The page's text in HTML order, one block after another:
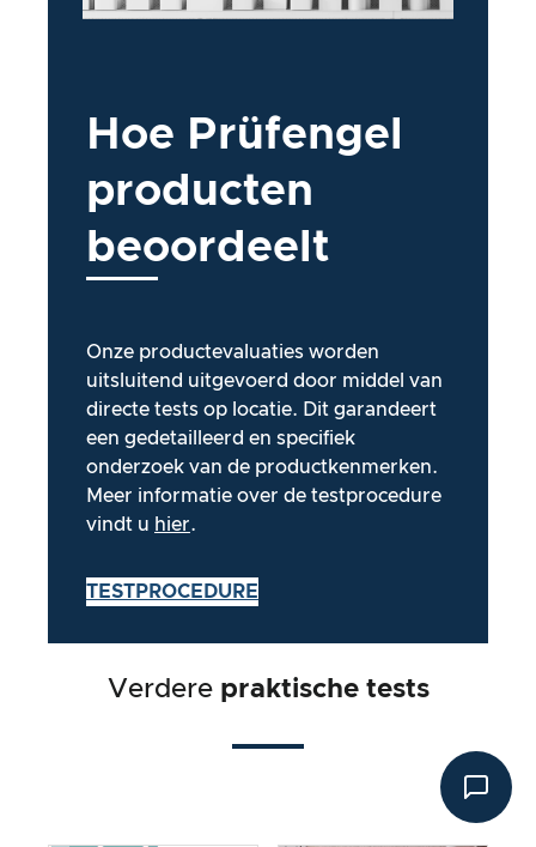
Hoe Prüfengel
producten
beoordeelt
Onze productevaluaties worden
uitsluitend uitgevoerd door middel van
directe tests op locatie. Dit garandeert
een gedetailleerd en specifiek
onderzoek van de productkenmerken.
Meer informatie over de testprocedure
vindt u hier.
TESTPROCEDURE
Verdere praktische tests